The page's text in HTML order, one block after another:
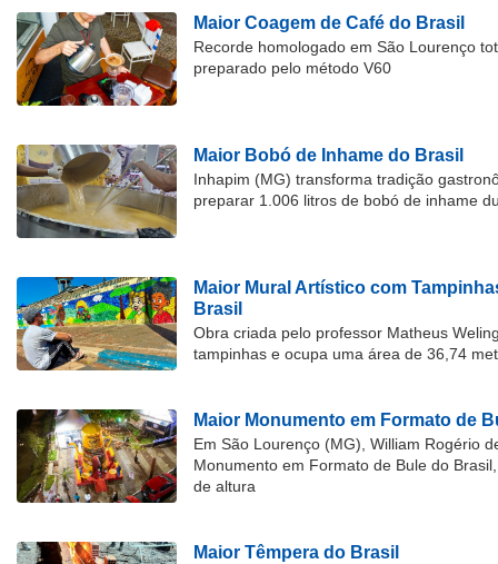
Maior Coagem de Café do Brasil
Recorde homologado em São Lourenço
preparado pelo método V60
Maior Bobó de Inhame do Brasil
Inhapim (MG) transforma tradição
preparar 1.006 litros de bobó de inhame
Maior Mural Artístico com
Brasil
Obra criada pelo professor Matheus
tampinhas e ocupa uma área de 36,74
Maior Monumento em Formato de
Em São Lourenço (MG), William Rogério
Monumento em Formato de Bule do
de altura
Maior Têmpera do Brasil